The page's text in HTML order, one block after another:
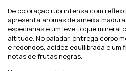
De coloração rubi intensa com
apresenta aromas de ameixa
especiarias e um leve toque
altitude. No paladar, entrega corpo
e redondos, acidez equilibrada e
notas de frutas negras.